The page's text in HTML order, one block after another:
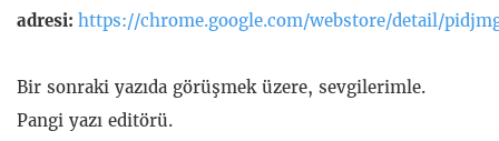
adresi: https://chrome.google.com/webstore/detail/
Bir sonraki yazıda görüşmek üzere, sevgilerimle.
Pangi yazı editörü.